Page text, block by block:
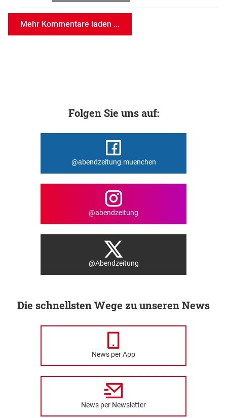
Mehr Kommentare laden ...
Folgen Sie uns auf:
@abendzeitung.muenchen
@abendzeitung
@Abendzeitung
Die schnellsten Wege zu unseren News
News per App
News per Newsletter